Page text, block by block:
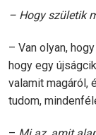
– Hogy születik
– Van olyan,
hogy egy
valamit magáról,
tudom,